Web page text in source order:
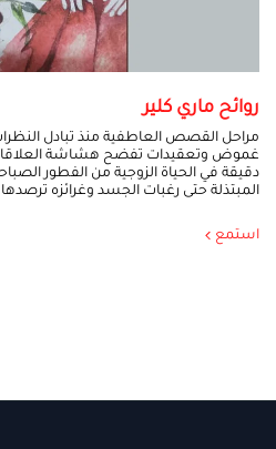
روائح ماري كلير
مراحل القصص العاطفية منذ تبادل
غموض وتعقيدات تفضح هشاشة
دقيقة في الحياة الزوجية من الفطور
المبتذلة حتى رغبات الجسد وغرائزه
استمع